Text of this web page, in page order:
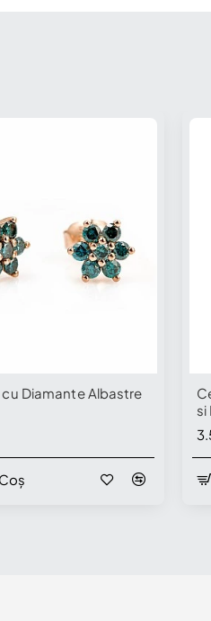
cu Diamante Albastre
si